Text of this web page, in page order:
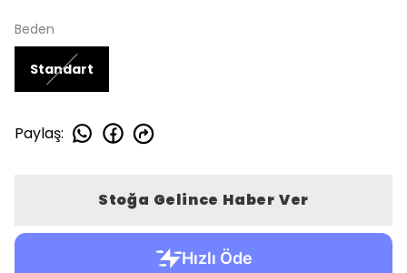
Beden
Standart
Paylaş:
Stoğa Gelince Haber Ver